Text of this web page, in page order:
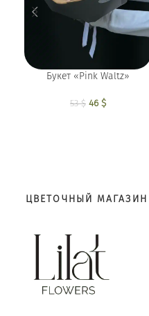
Букет «Pink Waltz»
53$ 46$
ЦВЕТОЧНЫЙ МАГАЗИН